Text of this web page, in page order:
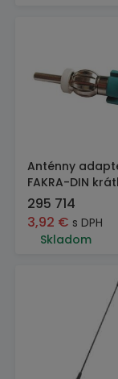
Anténny
FAKRA-DIN
295 714
3,92 € s DPH
Skladom